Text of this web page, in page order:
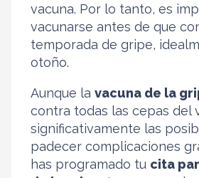
vacuna. Por lo tanto, es
vacunarse antes de que
temporada de gripe,
otoño.
Aunque la vacuna de la
contra todas las cepas del
significativamente las
padecer complicaciones
has programado tu cita